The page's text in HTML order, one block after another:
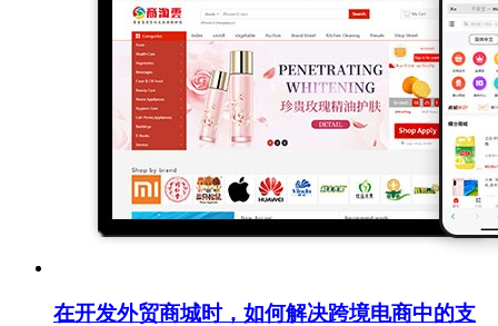
在开发外贸商城时，如何解决跨境电商中的支